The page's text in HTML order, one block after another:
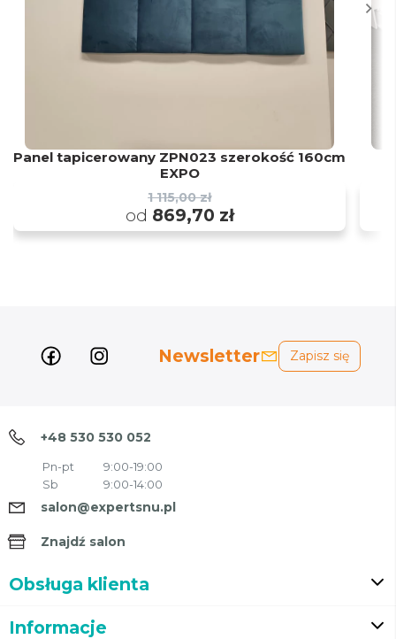
Panel tapicerowany ZPN023 szerokość 160cm
EXPO
1 115,00 zł
od 869,70 zł
Newsletter Zapisz się
+48 530 530 052
Pn-pt
9:00-19:00
Sb
9:00-14:00
salon@expertsnu.pl
Znajdź salon
Obsługa klienta
Informacje